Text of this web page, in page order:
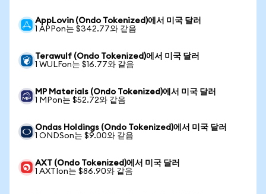
AppLovin (Ondo Tokenized)에서 미국 달러
1 APPon는 $342.77와 같음
Terawulf (Ondo Tokenized)에서 미국 달러
1 WULFon는 $16.77와 같음
MP Materials (Ondo Tokenized)에서 미국 달러
1 MPon는 $52.72와 같음
Ondas Holdings (Ondo Tokenized)에서 미국 달러
1 ONDSon는 $9.00와 같음
AXT (Ondo Tokenized)에서 미국 달러
1 AXTIon는 $86.90와 같음